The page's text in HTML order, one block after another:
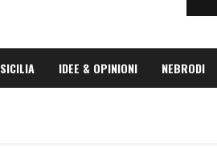
IDEE & OPINIONI NEBRODI